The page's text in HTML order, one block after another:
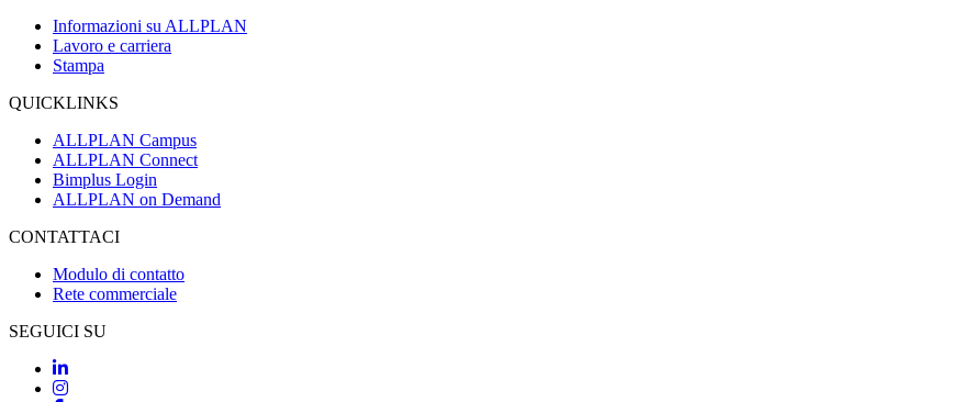
Informazioni su ALLPLAN
Lavoro e carriera
Stampa
QUICKLINKS
ALLPLAN Campus
ALLPLAN Connect
Bimplus Login
ALLPLAN on Demand
CONTATTACI
Modulo di contatto
Rete commerciale
SEGUICI SU